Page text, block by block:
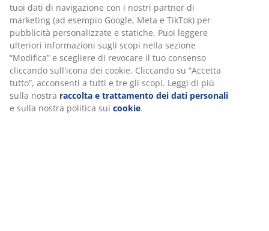
tuoi dati di navigazione con i nostri partner di
marketing (ad esempio Google, Meta e TikTok) per
pubblicità personalizzate e statiche. Puoi leggere
ulteriori informazioni sugli scopi nella sezione
“Modifica” e scegliere di revocare il tuo consenso
cliccando sull'icona dei cookie. Cliccando su “Accetta
tutto”, acconsenti a tutti e tre gli scopi. Leggi di più
sulla nostra raccolta e trattamento dei dati personali
e sulla nostra politica sui cookie.